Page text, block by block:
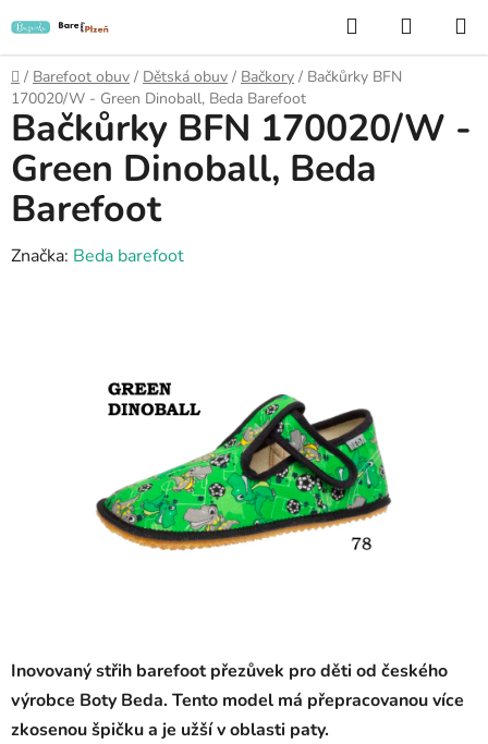
na
obsah
Hledat
KOŠÍK
Domů
/ Barefoot obuv / Dětská obuv / Bačkory / Bačkůrky BFN
170020/W - Green Dinoball, Beda Barefoot
Inovovaný střih barefoot přezůvek pro děti od českého
výrobce Boty Beda. Tento model má přepracovanou více
zkosenou špičku a je užší v oblasti paty.
Bačkůrky BFN 170020/W -
Green Dinoball, Beda
Barefoot
Značka: Beda barefoot